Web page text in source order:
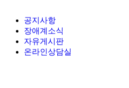
공지사항
장애계소식
자유게시판
온라인상담실